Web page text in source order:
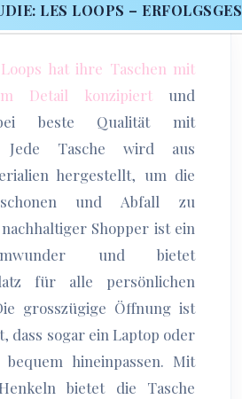
LES LOOPS –
hat ihre Taschen mit
Detail konzipiert und
beste Qualität mit
Jede Tasche wird aus
hergestellt, um die
und Abfall zu
Shopper ist ein
und bietet
für alle persönlichen
grosszügige Öffnung ist
dass sogar ein Laptop oder
bequem hineinpassen. Mit
bietet die Tasche